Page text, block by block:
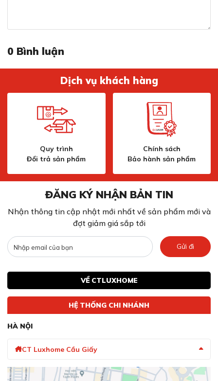
Thân vòi xoay 360 độ tăng phạm vi tiếp cận rửa vật
Với đầu vòi 360 độ, F400551CV mang lại sự linh hoạt
đáng kinh ngạc, giúp bạn dễ dàng tiếp cận mọi góc độ
sạch rau củ vật dụng hơn.
Tính năng kéo rút vòi tiện lợi rửa sạch mọi
ngóc ngách
Tính năng kéo rút vòi tiện lợi rửa sạch mọi ngóc
Dây vòi được thiết kế có thể kéo rút mở ra một không
0 Bình luận
Dịch vụ khách hàng
Quy trình
Đổi trả sản phẩm
Chính sách
Bảo hành sản phẩm
ĐĂNG KÝ NHẬN BẢN TIN
Nhận thông tin cập nhật mới nhất về sản phẩm mới và
đợt giảm giá sắp tới
Gửi đi
VỀ CTLUXHOME
HỆ THỐNG CHI NHÁNH
HÀ NỘI
CT Luxhome Cầu Giấy